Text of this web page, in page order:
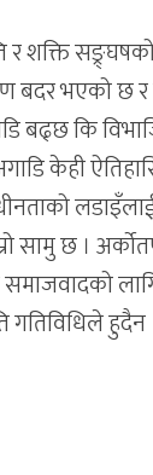
र शक्ति
भएको छ र
बढ्छ कि
केही
सामु छ ।
समाजवादको
गतिविधिले हुदैन